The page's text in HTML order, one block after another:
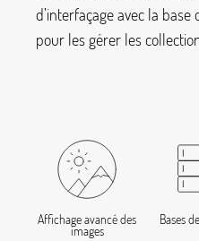
d’interfaçage avec la
pour les gérer les
Affichage avancé des
images
Bases